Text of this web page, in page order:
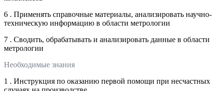
6 . Применять справочные материалы, анализировать научно-
техническую информацию в области метрологии
7 . Сводить, обрабатывать и анализировать данные в области
метрологии
Необходимые знания
1 . Инструкция по оказанию первой помощи при несчастных